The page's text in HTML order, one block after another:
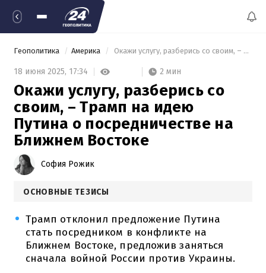
Геополитика Америка Окажи услугу, разберись со своим, – Трамп на идею Путина о посредничестве на Ближнем Востоке
18 июня 2025, 17:34 2 мин
Окажи услугу, разберись со
своим, – Трамп на идею
Путина о посредничестве на
Ближнем Востоке
София Рожик
ОСНОВНЫЕ ТЕЗИСЫ
Трамп отклонил предложение Путина
стать посредником в конфликте на
Ближнем Востоке, предложив заняться
сначала войной России против Украины.